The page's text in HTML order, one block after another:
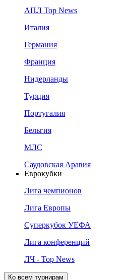
АПЛ Top News
Италия
Германия
Франция
Нидерланды
Турция
Португалия
Бельгия
МЛС
Саудовская Аравия
Еврокубки
Лига чемпионов
Лига Европы
Суперкубок УЕФА
Лига конференций
ЛЧ - Top News
Ко всем турнирам